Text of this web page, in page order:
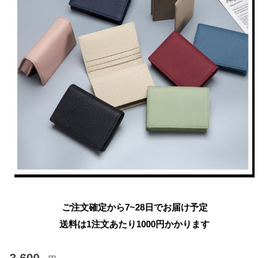
ご注文確定から7~28日でお届け予定
送料は1注文あたり 1000円かかります